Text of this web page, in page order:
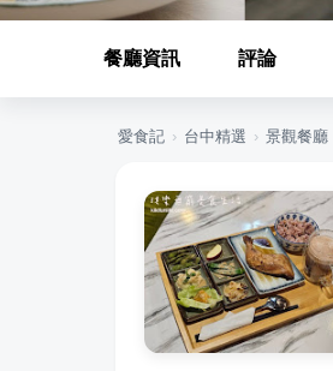
餐廳資訊 評論
愛食記 › 台中精選 › 景觀餐廳